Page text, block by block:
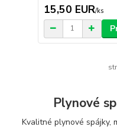
15,50 EUR/ks
Plynové
Kvalitné plynové spájky,